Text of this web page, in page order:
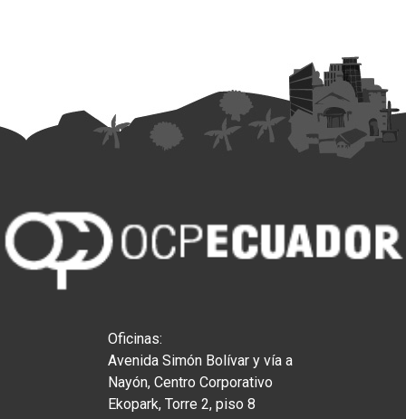
Oficinas:
Avenida Simón Bolívar y vía a
Nayón, Centro Corporativo
Ekopark, Torre 2, piso 8